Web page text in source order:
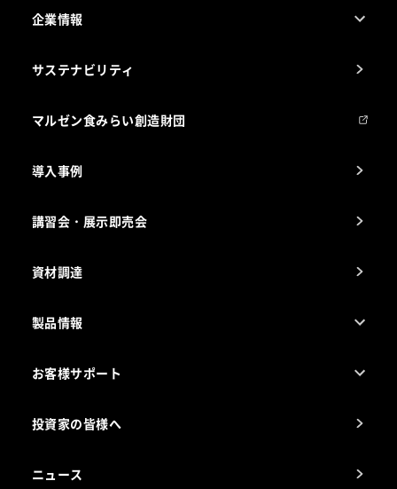
企業情報
会社組織
製品の開発
事業所一覧
サステナビリティ
マルゼン食みらい創造財団
導入事例
講習会・展示即売会
資材調達
製品情報
電気・ガス別厨房機器
お客様サポート
アフターサービスお問合せ先
投資家の皆様へ
ニュース